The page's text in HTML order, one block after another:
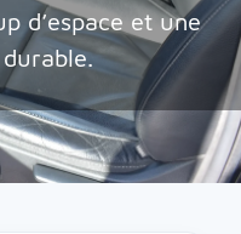
d’espace et une